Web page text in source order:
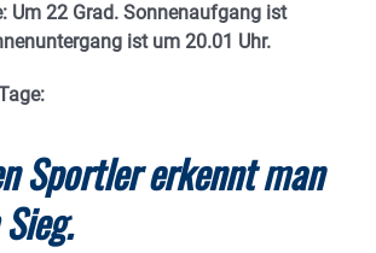
Um 22 Grad. Sonnenaufgang ist
ist um 20.01 Uhr.
Sportler erkennt man